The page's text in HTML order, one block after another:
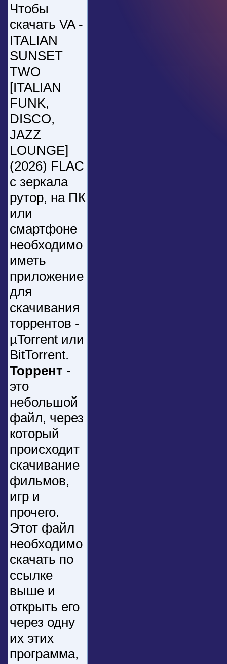
Чтобы
скачать VA -
ITALIAN
SUNSET
TWO
[ITALIAN
FUNK,
DISCO,
JAZZ
LOUNGE]
(2026) FLAC
с зеркала
рутор, на ПК
или
смартфоне
необходимо
иметь
приложение
для
скачивания
торрентов -
µTorrent или
BitTorrent.
Торрент -
это
небольшой
файл, через
который
происходит
скачивание
фильмов,
игр и
прочего.
Этот файл
необходимо
скачать по
ссылке
выше и
открыть его
через одну
их этих
программа,